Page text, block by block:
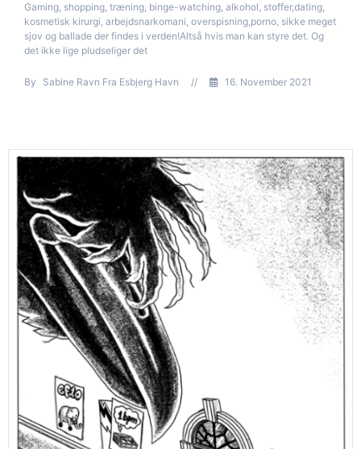
Gaming, shopping, træning, binge-watching, alkohol, stoffer,dating,
kosmetisk kirurgi, arbejdsnarkomani, overspisning,porno, sikke meget
sjov og ballade der findes i verden!Altså hvis man kan styre det. Og
det ikke lige pludseliger det
By Sabine Ravn Fra Esbjerg Havn // 16. November 2021